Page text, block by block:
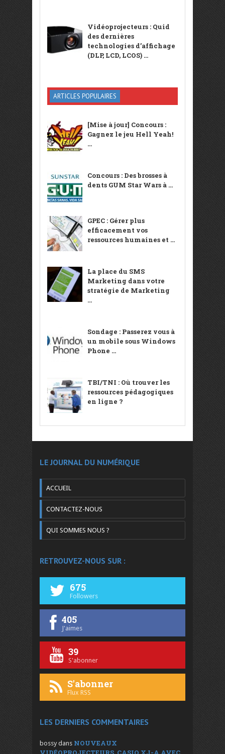
Vidéoprojecteurs : Quid
des dernières
technologies d’affichage
(DLP, LCD, LCOS) ...
ARTICLES POPULAIRES
[Mise à jour] Concours :
Gagnez le jeu Hell Yeah!
...
Concours : Des brosses à
dents GUM Star Wars à ...
GPEC : Gérer plus
efficacement vos
ressources humaines et ...
La place du SMS
Marketing dans votre
stratégie de Marketing
...
Sondage : Passerez vous à
un mobile sous Windows
Phone ...
TBI/TNI : Où trouver les
ressources pédagogiques
en ligne ?
LE JOURNAL DU NUMÉRIQUE
ACCUEIL
CONTACTEZ-NOUS
QUI SOMMES NOUS ?
RETROUVEZ-NOUS SUR :
675
Followers
405
J'aimes
39
S'abonner
S'abonner
Flux RSS
LES DERNIERS COMMENTAIRES
bossy dans NOUVEAUX